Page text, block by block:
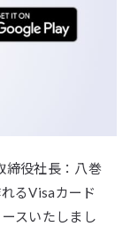
締役社長：八巻
るVisaカード
スいたしまし